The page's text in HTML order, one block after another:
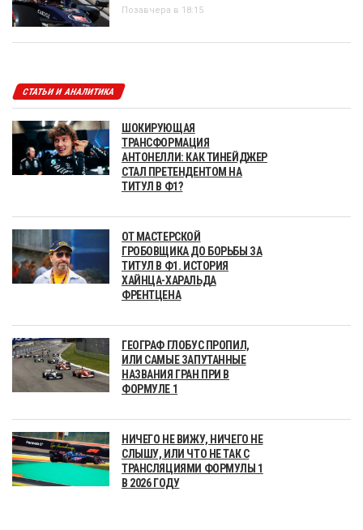
Позавчера в 18:15
СТАТЬИ И АНАЛИТИКА
ШОКИРУЮЩАЯ
ТРАНСФОРМАЦИЯ
АНТОНЕЛЛИ: КАК ТИНЕЙДЖЕР
СТАЛ ПРЕТЕНДЕНТОМ НА
ТИТУЛ В Ф1?
ОТ МАСТЕРСКОЙ
ГРОБОВЩИКА ДО БОРЬБЫ ЗА
ТИТУЛ В Ф1. ИСТОРИЯ
ХАЙНЦА-ХАРАЛЬДА
ФРЕНТЦЕНА
ГЕОГРАФ ГЛОБУС ПРОПИЛ,
ИЛИ САМЫЕ ЗАПУТАННЫЕ
НАЗВАНИЯ ГРАН ПРИ В
ФОРМУЛЕ 1
НИЧЕГО НЕ ВИЖУ, НИЧЕГО НЕ
СЛЫШУ, ИЛИ ЧТО НЕ ТАК С
ТРАНСЛЯЦИЯМИ ФОРМУЛЫ 1
В 2026 ГОДУ